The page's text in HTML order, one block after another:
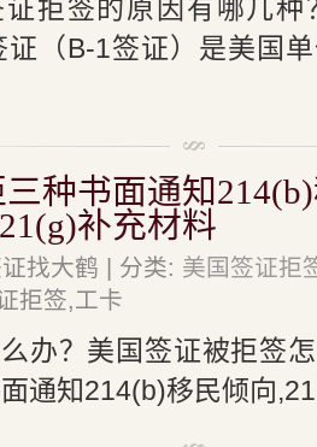
拒签的原因有哪几
证（B-1签证）是美国
种书面通知
补充材料
找大鹤 | 分类: 美国签证拒
拒签,工卡
办？美国签证被拒签
通知214(b)移民倾向